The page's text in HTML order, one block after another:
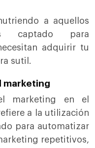
a aquellos
captado para
adquirir tu
sutil.
marketing
marketing en el
a la utilización
para automatizar
repetitivos,